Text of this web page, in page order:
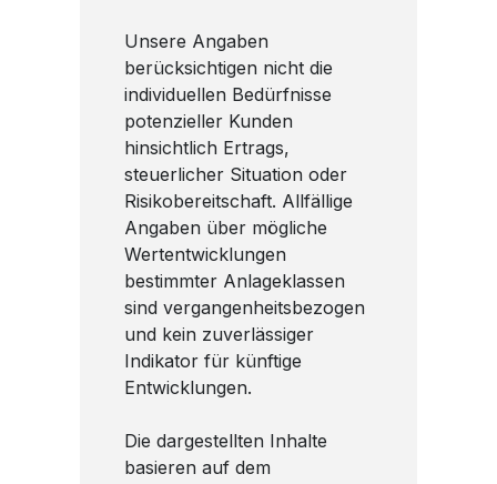
Unsere Angaben
berücksichtigen nicht die
individuellen Bedürfnisse
potenzieller Kunden
hinsichtlich Ertrags,
steuerlicher Situation oder
Risikobereitschaft. Allfällige
Angaben über mögliche
Wertentwicklungen
bestimmter Anlageklassen
sind vergangenheitsbezogen
und kein zuverlässiger
Indikator für künftige
Entwicklungen.
Die dargestellten Inhalte
basieren auf dem